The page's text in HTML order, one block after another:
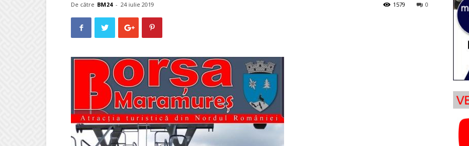
De către BM24 - 24 iulie 2019 0
1579